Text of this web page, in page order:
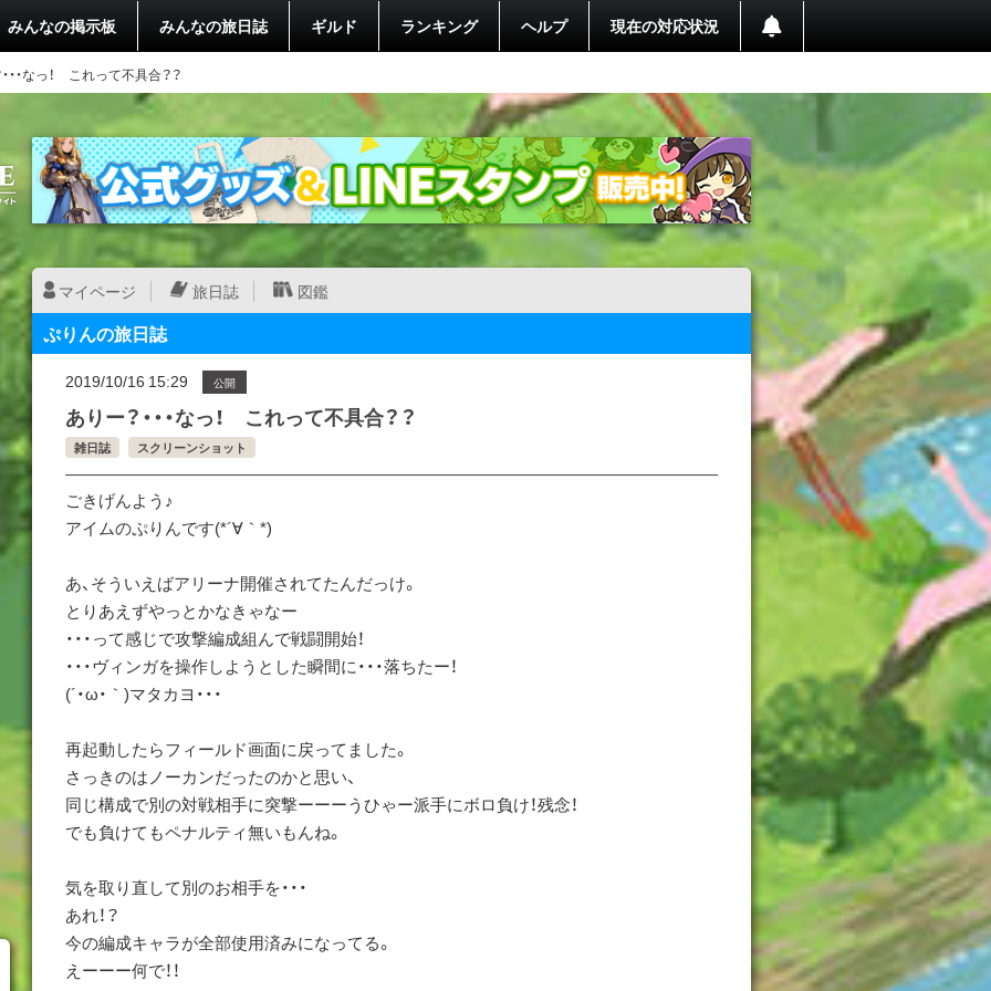
みんなの掲示板 みんなの旅日誌 ギルド ランキング ヘルプ 現在の対応状況
・・なっ！ これって不具合？？
マイページ 旅日誌 図鑑
ぷりんの旅日誌
2019/10/16 15:29 公開
ありー？・・・なっ！ これって不具合？？
雑日誌 スクリーンショット
ごきげんよう♪
アイムのぷりんです(*´∀｀*)
あ、そういえばアリーナ開催されてたんだっけ。
とりあえずやっとかなきゃなー
・・・って感じで攻撃編成組んで戦闘開始！
・・・ヴィンガを操作しようとした瞬間に・・・落ちたー！
(´・ω・｀)マタカヨ・・・
再起動したらフィールド画面に戻ってました。
さっきのはノーカンだったのかと思い、
同じ構成で別の対戦相手に突撃ーーーうひゃー派手にボロ負け！残念！
でも負けてもペナルティ無いもんね。
気を取り直して別のお相手を・・・
あれ！？
今の編成キャラが全部使用済みになってる。
えーーー何で！！